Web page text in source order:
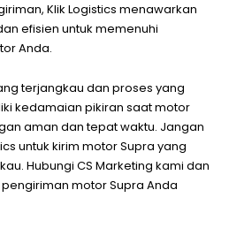
Klik Logistics menawarkan
efisien untuk memenuhi
Anda.
terjangkau dan proses yang
kedamaian pikiran saat motor
aman dan tepat waktu. Jangan
untuk kirim motor Supra yang
Hubungi CS Marketing kami dan
motor Supra Anda